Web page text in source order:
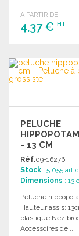
A PARTIR DE
4,37 € HT
Demander
PELUCHE
- 13 CM
Réf.09-16276
Stock : 5 055
Dimensions : 13
Peluche
Hauteur assis:
plastique Nez
Accessoires de...